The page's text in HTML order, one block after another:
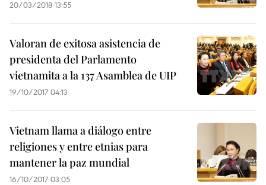
20/03/2018 13:55
Valoran de exitosa asistencia de
presidenta del Parlamento
vietnamita a la 137 Asamblea de UIP
19/10/2017 04:13
Vietnam llama a diálogo entre
religiones y entre etnias para
mantener la paz mundial
16/10/2017 03:05